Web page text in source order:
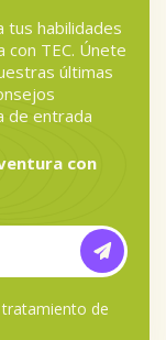
tus habilidades
con TEC. Únete
últimas
de entrada
con
de